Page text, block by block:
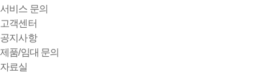
서비스 문의
고객센터
공지사항
제품/임대 문의
자료실